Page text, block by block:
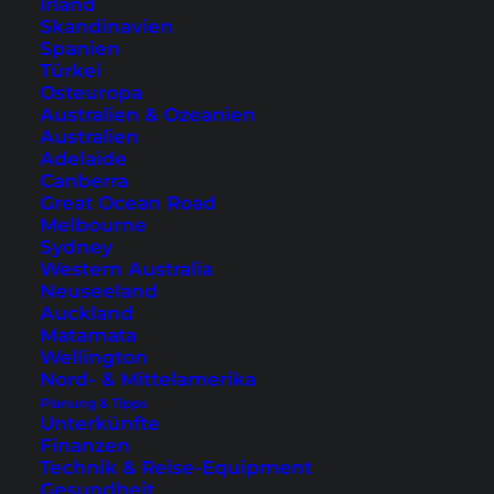
Irland
Skandinavien
Spanien
Türkei
Osteuropa
Australien & Ozeanien
Australien
Adelaide
Canberra
Great Ocean Road
Melbourne
Sydney
Western Australia
Neuseeland
Auckland
Matamata
Wellington
Nord- & Mittelamerika
Planung & Tipps
Unterkünfte
Finanzen
Technik & Reise-Equipment
Gesundheit
8.30 und 15.00 Uhr. Die Überfahrt dauert etwa 45
Minuten und kostet zwischen 10-15 $ pro Fahrt.
Die Preise variieren ein wenig zwischen Hoch-
und Nebensaison (Juni-September).
Eine Insel auf dem Weg nach Koh Rong Samloem
Für Bus- sowie Bootspläne, Zeiten und Preise